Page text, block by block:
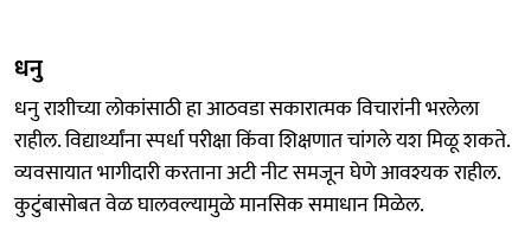
धनु
धनु राशीच्या लोकांसाठी हा आठवडा सकारात्मक विचारांनी भरलेला
राहील. विद्यार्थ्यांना स्पर्धा परीक्षा किंवा शिक्षणात चांगले यश मिळू शकते.
व्यवसायात भागीदारी करताना अटी नीट समजून घेणे आवश्यक राहील.
कुटुंबासोबत वेळ घालवल्यामुळे मानसिक समाधान मिळेल.